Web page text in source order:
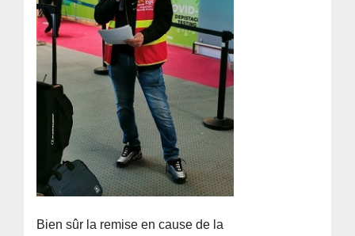
Bien sûr la remise en cause de la